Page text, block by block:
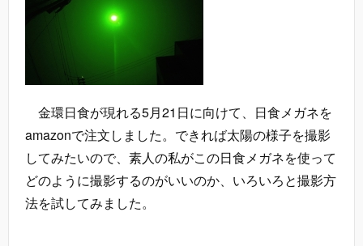
金環日食が現れる5月21日に向けて、日食メガネを
amazonで注文しました。できれば太陽の様子を撮影
してみたいので、素人の私がこの日食メガネを使って
どのように撮影するのがいいのか、いろいろと撮影方
法を試してみました。